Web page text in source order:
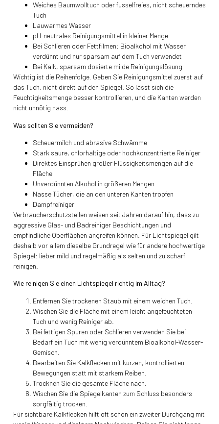
Weiches Baumwolltuch oder fusselfreies, nicht scheuerndes
Tuch
Lauwarmes Wasser
pH-neutrales Reinigungsmittel in kleiner Menge
Bei Schlieren oder Fettfilmen: Bioalkohol mit Wasser
verdünnt und nur sparsam auf dem Tuch verwendet
Bei Kalk, sparsam dosierte milde Reinigungslösung
Wichtig ist die Reihenfolge. Geben Sie Reinigungsmittel zuerst auf
das Tuch, nicht direkt auf den Spiegel. So lässt sich die
Feuchtigkeitsmenge besser kontrollieren, und die Kanten werden
nicht unnötig nass.
Was sollten Sie vermeiden?
Scheuermilch und abrasive Schwämme
Stark saure, chlorhaltige oder hochkonzentrierte Reiniger
Direktes Einsprühen großer Flüssigkeitsmengen auf die
Fläche
Unverdünnten Alkohol in größeren Mengen
Nasse Tücher, die an den unteren Kanten tropfen
Dampfreiniger
Verbraucherschutzstellen weisen seit Jahren darauf hin, dass zu
aggressive Glas- und Badreiniger Beschichtungen und
empfindliche Oberflächen angreifen können. Für Lichtspiegel gilt
deshalb vor allem dieselbe Grundregel wie für andere hochwertige
Spiegel: lieber mild und regelmäßig als selten und zu scharf
reinigen.
Wie reinigen Sie einen Lichtspiegel richtig im Alltag?
Entfernen Sie trockenen Staub mit einem weichen Tuch.
Wischen Sie die Fläche mit einem leicht angefeuchteten
Tuch und wenig Reiniger ab.
Bei fettigen Spuren oder Schlieren verwenden Sie bei
Bedarf ein Tuch mit wenig verdünntem Bioalkohol-Wasser-
Gemisch.
Bearbeiten Sie Kalkflecken mit kurzen, kontrollierten
Bewegungen statt mit starkem Reiben.
Trocknen Sie die gesamte Fläche nach.
Wischen Sie die Spiegelkanten zum Schluss besonders
sorgfältig trocken.
Für sichtbare Kalkflecken hilft oft schon ein zweiter Durchgang mit